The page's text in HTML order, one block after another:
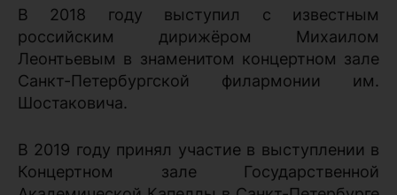
В 2018 году выступил с известным
российским дирижёром Михаилом
Леонтьевым в знаменитом концертном зале
Санкт-Петербургской филармонии им.
Шостаковича.
В 2019 году принял участие в выступлении в
Концертном зале Государственной